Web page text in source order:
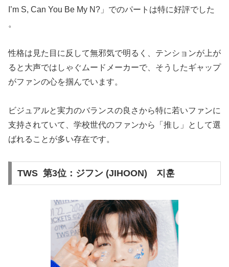
I’m S, Can You Be My N?」でのパートは特に好評でした​
。
性格は見た目に反して無邪気で明るく、テンションが上が
ると大声ではしゃぐムードメーカー​で、そうしたギャップ
がファンの心を掴んでいます。
ビジュアルと実力のバランスの良さから特に若いファンに
支持されていて、 学校世代のファンから「推し」として選
ばれることが多い存在です​。
TWS 第3位：ジフン (JIHOON) 지훈